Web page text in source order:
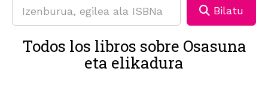
Bilatu
Todos los libros sobre Osasuna
eta elikadura